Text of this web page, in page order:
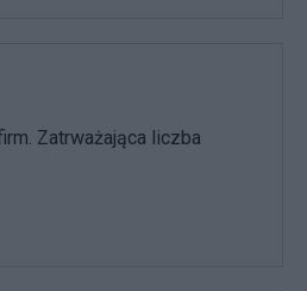
Zatrważająca liczba